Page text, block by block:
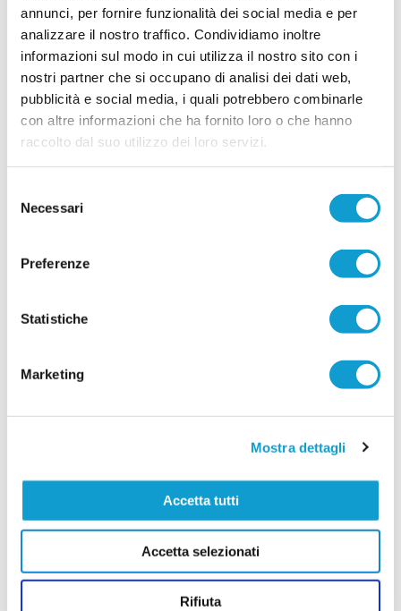
annunci, per fornire funzionalità dei social media e per
analizzare il nostro traffico. Condividiamo inoltre
informazioni sul modo in cui utilizza il nostro sito con i
nostri partner che si occupano di analisi dei dati web,
pubblicità e social media, i quali potrebbero combinarle
con altre informazioni che ha fornito loro o che hanno
raccolto dal suo utilizzo dei loro servizi.
delNecessari
Preferenze
Statistiche
Marketing
Mostra dettagli
Accetta tutti
Accetta selezionati
Rifiuta
SAN BENEDETTO DEL TRONTO. Prosegue
senza soste la campagna di rafforzamento del
Micio United, neopromosso nel campionato di
Seconda categoria e deciso a costruire una rosa
competitiva per affrontare al meglio la nuova
avventura. Dopo aver messo a segno gli arrivi
degli attaccanti Emiliano Camaioni e Franco Vagnoni, dei cen...leggi
12/07/2026
CASTIGNANO. Per la difesa ecco Nicolò
Fattori ex Monticelli
CASTIGNANO. Dopo aver vissuto alcune
stagioni da protagonista nel campionato di
(foto). Giocatore di indubbie qualità, il classe
2003 può rappresentare davvero un lusso per la
10/07/2026